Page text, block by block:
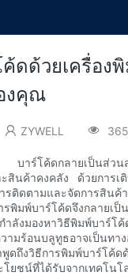
ดด้วยเครื่อง
งคุณ
ZYWELL 365
าร์โค้ดกลายเป็นส่วน
สินค้าคงคลัง ด้วยการเ
รติดตามและจัดการสินค้
พ์บาร์โค้ดจึงกลายเป็
งมองหาวิธีพิมพ์บาร์โค้
ามร้อนบลูทูธอาจเป็นท
ดถึงวิธีการพิมพ์บาร์โค้ด
ยชน์ที่ได้รับจากเทคโนโ